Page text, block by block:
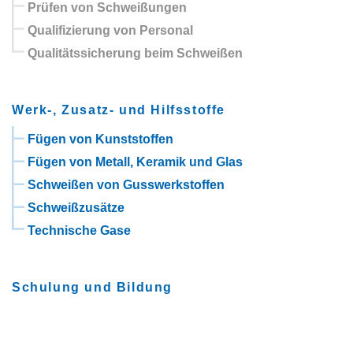
Prüfen von Schweißungen
Qualifizierung von Personal
Qualitätssicherung beim Schweißen
Werk-, Zusatz- und Hilfsstoffe
Fügen von Kunststoffen
Fügen von Metall, Keramik und Glas
Schweißen von Gusswerkstoffen
Schweißzusätze
Technische Gase
Schulung und Bildung